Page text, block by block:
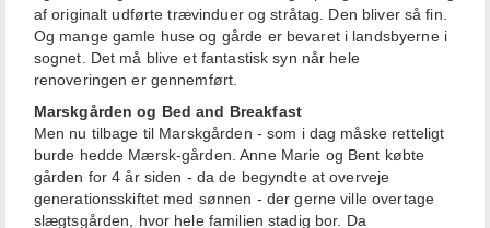
af originalt udførte trævinduer og stråtag. Den bliver så fin.
Og mange gamle huse og gårde er bevaret i landsbyerne i
sognet. Det må blive et fantastisk syn når hele
renoveringen er gennemført.
Marskgården og Bed and Breakfast
Men nu tilbage til Marskgården - som i dag måske retteligt
burde hedde Mærsk-gården. Anne Marie og Bent købte
gården for 4 år siden - da de begyndte at overveje
generationsskiftet med sønnen - der gerne ville overtage
slægtsgården, hvor hele familien stadig bor. Da